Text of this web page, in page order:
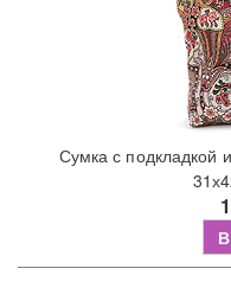
Сумка с подкладкой